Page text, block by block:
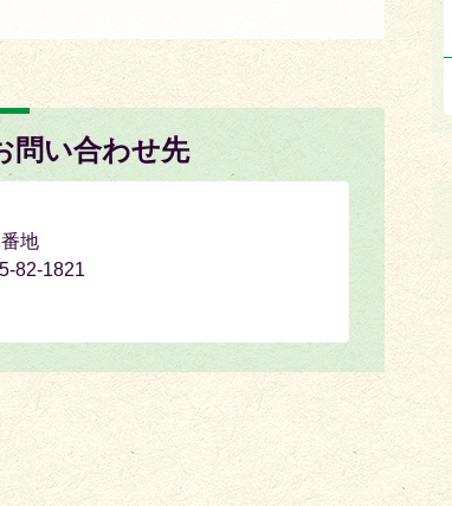
問い合わせ先
地
82-1821